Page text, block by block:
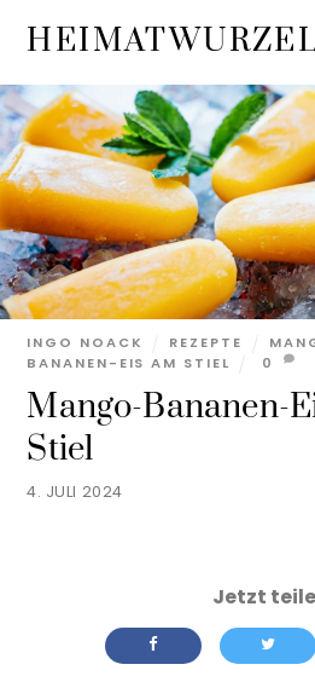
content
4. JULI 2024
Mango-Bananen-
Stiel
INGO NOACK REZEPTE
BANANEN-EIS AM STIEL
0